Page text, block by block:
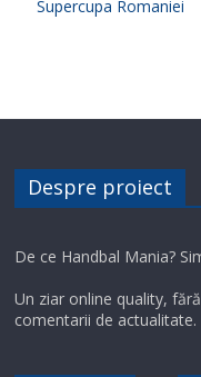
Supercupa Romaniei
Despre proiect
De ce Handbal Mania?
Un ziar online quality,
comentarii de actualitate.